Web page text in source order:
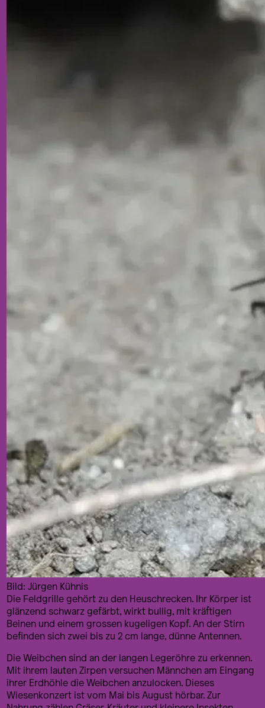
Bild: Jürgen Kühnis
Die Feldgrille gehört zu den Heuschrecken. Ihr Körper ist
glänzend schwarz gefärbt, wirkt bullig, mit kräftigen
Beinen und einem grossen kugeligen Kopf. An der Stirn
befinden sich zwei bis zu 2 cm lange, dünne Antennen.
Die Weibchen sind an der langen Legeröhre zu erkennen.
Mit ihrem lauten Zirpen versuchen Männchen am Eingang
ihrer Erdhöhle die Weibchen anzulocken. Dieses
Wiesenkonzert ist vom Mai bis August hörbar. Zur